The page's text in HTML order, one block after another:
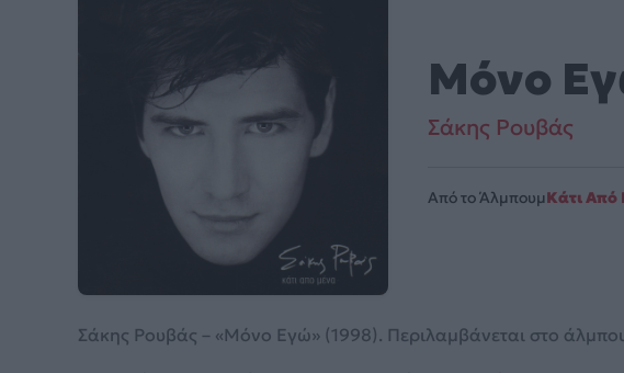
Μόνο
Σάκης Ρουβάς
Από το ΆλμπουμΚάτι Από
Σάκης Ρουβάς – «Μόνο Εγώ» (1998). Περιλαμβάνεται στο